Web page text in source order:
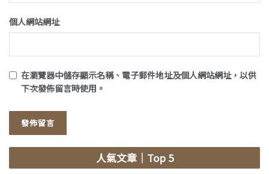
個人網站網址
在瀏覽器中儲存顯示名稱、電子郵件地址及個人網站網址，以供
下次發佈留言時使用。
人氣文章｜Top 5